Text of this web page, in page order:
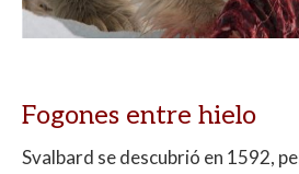
Fogones entre hielo
Svalbard se descubrió en 1592,